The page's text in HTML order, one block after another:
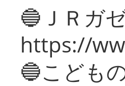
🔵ＪＲガ
https://
🔵こども